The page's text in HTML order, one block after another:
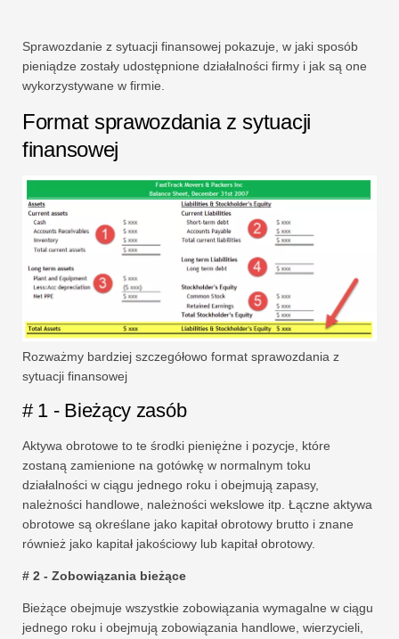
Sprawozdanie z sytuacji finansowej pokazuje, w jaki sposób
pieniądze zostały udostępnione działalności firmy i jak są one
wykorzystywane w firmie.
Format sprawozdania z sytuacji
finansowej
Rozważmy bardziej szczegółowo format sprawozdania z
sytuacji finansowej
# 1 - Bieżący zasób
Aktywa obrotowe to te środki pieniężne i pozycje, które
zostaną zamienione na gotówkę w normalnym toku
działalności w ciągu jednego roku i obejmują zapasy,
należności handlowe, należności wekslowe itp. Łączne aktywa
obrotowe są określane jako kapitał obrotowy brutto i znane
również jako kapitał jakościowy lub kapitał obrotowy.
# 2 - Zobowiązania bieżące
Bieżące obejmuje wszystkie zobowiązania wymagalne w ciągu
jednego roku i obejmują zobowiązania handlowe, wierzycieli,